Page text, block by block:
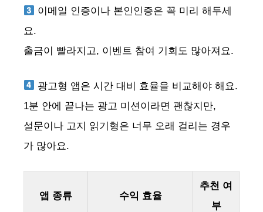
이메일 인증이나 본인인증은 꼭 미리 해두세
요.
출금이 빨라지고, 이벤트 참여 기회도 많아져요.
광고형 앱은 시간 대비 효율을 비교해야 해요.
1분 안에 끝나는 광고 미션이라면 괜찮지만,
설문이나 고지 읽기형은 너무 오래 걸리는 경우
가 많아요.
앱 종류 수익 효율
추천 여
부